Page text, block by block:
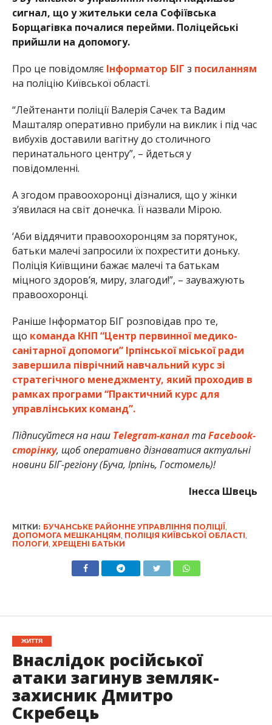
сигнал, що у жительки села Софіївська
Борщагівка почалися перейми. Поліцейські
прийшли на допомогу.
Про це повідомляє Інформатор БІГ з посиланням
на поліцію Київської області.
“Лейтенанти поліції Валерія Сачек та Вадим
Машталяр оперативно прибули на виклик і під час
вибухів доставили вагітну до столичного
перинатального центру”, – йдеться у
повідомленні.
А згодом правоохоронці дізналися, що у жінки
з’явилася на світ донечка. Її назвали Мірою.
‘Аби віддячити правоохоронцям за порятунок,
батьки малечі запросили їх похрестити доньку.
Поліція Київщини бажає малечі та батькам
міцного здоровʼя, миру, злагоди!”, – зауважують
правоохоронці.
Раніше Інформатор БІГ розповідав про те,
що команда КНП “Центр первинної медико-
санітарної допомоги” Ірпінської міської ради
завершила піврічний навчальний курс зі
стратегічного менеджменту, який проходив в
рамках програми “Практичний курс для
управлінських команд”.
Підписуйтеся на наш Telegram-канал таFacebook-
сторінку, щоб оперативно дізнаватися актуальні
новини БІГ-регіону (Буча, Ірпінь, Гостомель)!
Інесса Швець
МІТКИ: БУЧАНСЬКЕ РАЙОННЕ УПРАВЛІННЯ ПОЛІЦІЇ,
ДОПОМОГА МЕШКАНЦЯМ, ПОЛІЦІЯ КИЇВСЬКОЇ ОБЛАСТІ,
ПОЛОГИ, ХРЕЩЕНІ БАТЬКИ
ЖИТТЯ
Внаслідок російської
атаки загинув земляк-
захисник Дмитро
Скребець